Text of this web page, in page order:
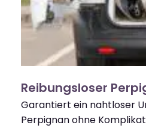
Reibungsloser
Garantiert ein nahtloser
Perpignan ohne